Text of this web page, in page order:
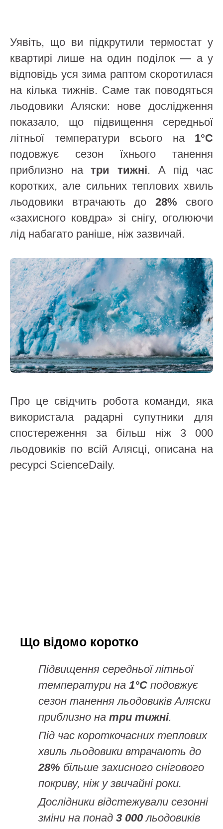
Уявіть, що ви підкрутили термостат у
квартирі лише на один поділок — а у
відповідь уся зима раптом скоротилася
на кілька тижнів. Саме так поводяться
льодовики Аляски: нове дослідження
показало, що підвищення середньої
літньої температури всього на 1°C
подовжує сезон їхнього танення
приблизно натри тижні. А під час
коротких, але сильних теплових хвиль
льодовики втрачають до 28% свого
«захисного ковдра» зі снігу, оголюючи
лід набагато раніше, ніж зазвичай.
Про це свідчить робота команди, яка
використала радарні супутники для
спостереження за більш ніж 3 000
льодовиків по всій Алясці, описана на
ресурсі ScienceDaily.
Що відомо коротко
Підвищення середньої літньої
температури на1°C подовжує
сезон танення льодовиків Аляски
приблизно натри тижні.
Під час короткочасних теплових
хвиль льодовики втрачають до
28% більше захисного снігового
покриву, ніж у звичайні роки.
Дослідники відстежували сезонні
зміни на понад3 000 льодовиків